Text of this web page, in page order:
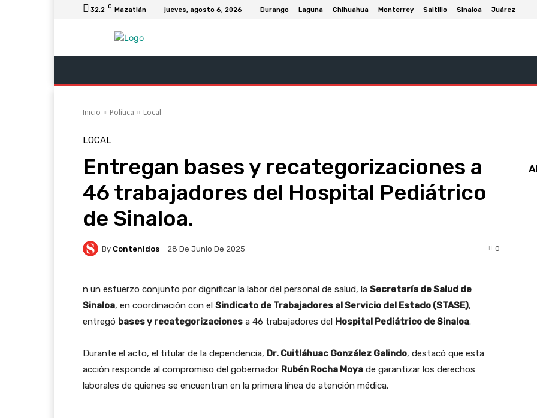
32.2 C Mazatlán jueves, agosto 6, 2026 Durango Laguna Chihuahua Monterrey Saltillo Sinaloa Juárez
Inicio Política Local
LOCAL
Entregan bases y recategorizaciones a
46 trabajadores del Hospital Pediátrico
de Sinaloa.
By Contenidos 28 De Junio De 2025 0
n un esfuerzo conjunto por dignificar la labor del personal de salud, la Secretaría de Salud de
Sinaloa, en coordinación con el Sindicato de Trabajadores al Servicio del Estado (STASE),
entregó bases y recategorizaciones a 46 trabajadores del Hospital Pediátrico de Sinaloa.
Durante el acto, el titular de la dependencia, Dr. Cuitláhuac González Galindo, destacó que esta
acción responde al compromiso del gobernador Rubén Rocha Moya de garantizar los derechos
laborales de quienes se encuentran en la primera línea de atención médica.